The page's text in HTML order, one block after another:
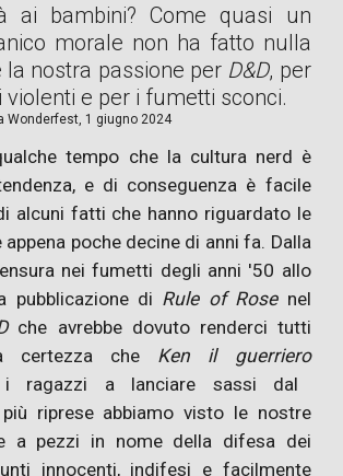
ai bambini? Come quasi un
morale non ha fatto nulla
nostra passione per D&D, per
violenti e per i fumetti sconci.
Wonderfest, 1 giugno 2024
tempo che la cultura nerd è
e di conseguenza è facile
alcuni fatti che hanno riguardato le
poche decine di anni fa. Dalla
nei fumetti degli anni '50 allo
pubblicazione di Rule of Rosenel
che avrebbe dovuto renderci tutti
certezza che Ken il guerriero
i ragazzi a lanciare sassi dal
più riprese abbiamo visto le nostre
a pezzi in nome della difesa dei
innocenti, indifesi e facilmente